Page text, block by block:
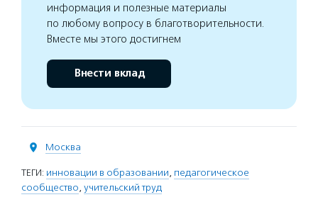
информация и полезные материалы
по любому вопросу в благотворительности.
Вместе мы этого достигнем
Внести вклад
Москва
ТЕГИ: инновации в образовании, педагогическое
сообщество, учительский труд